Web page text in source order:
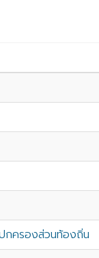
กครองส่วนท้องถิ่น